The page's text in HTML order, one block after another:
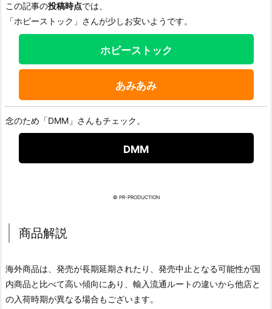
この記事の投稿時点では、
「ホビーストック」さんが少しお安いようです。
ホビーストック
あみあみ
念のため「DMM」さんもチェック。
DMM
© PR-PRODUCTION
商品解説
海外商品は、発売が長期延期されたり、発売中止となる可能性が国
内商品と比べて高い傾向にあり、輸入流通ルートの違いから他店と
の入荷時期が異なる場合もございます。